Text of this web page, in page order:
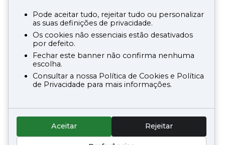
Pode aceitar tudo, rejeitar tudo ou personalizar
as suas definições de privacidade.
Os cookies não essenciais estão desativados
por defeito.
Fechar este banner não confirma nenhuma
escolha.
Consultar a nossa Política de Cookies e Política
de Privacidade para mais informações.
Aceitar Rejeitar